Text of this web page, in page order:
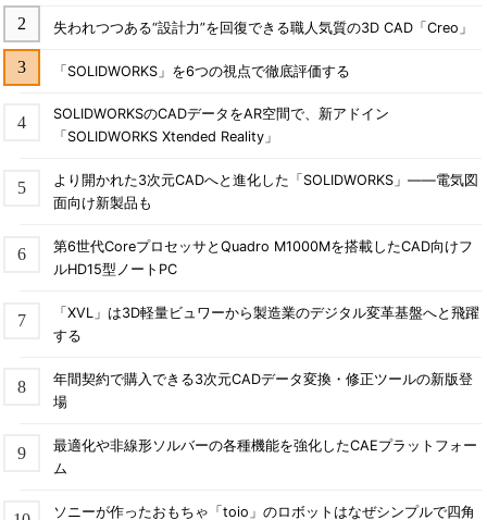
失われつつある“設計力”を回復できる職人気質の3D CAD「Creo」
「SOLIDWORKS」を6つの視点で徹底評価する
SOLIDWORKSのCADデータをAR空間で、新アドイン
「SOLIDWORKS Xtended Reality」
より開かれた3次元CADへと進化した「SOLIDWORKS」――電気図
面向け新製品も
第6世代CoreプロセッサとQuadro M1000Mを搭載したCAD向けフ
ルHD15型ノートPC
「XVL」は3D軽量ビュワーから製造業のデジタル変革基盤へと飛躍
する
年間契約で購入できる3次元CADデータ変換・修正ツールの新版登
場
最適化や非線形ソルバーの各種機能を強化したCAEプラットフォー
ム
ソニーが作ったおもちゃ「toio」のロボットはなぜシンプルで四角